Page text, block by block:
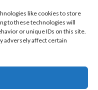
like cookies to store
to these technologies will
or unique IDs on this site.
adversely affect certain
Ltée® 2015 • ISO